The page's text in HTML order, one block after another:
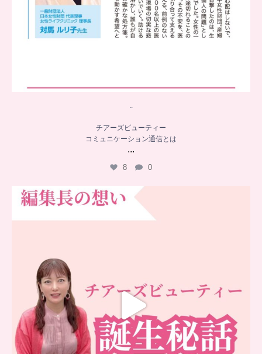
..
チアーズビューティー
コミュニケーション通信とは
...
8 0
チアーズビューティー誕生秘話